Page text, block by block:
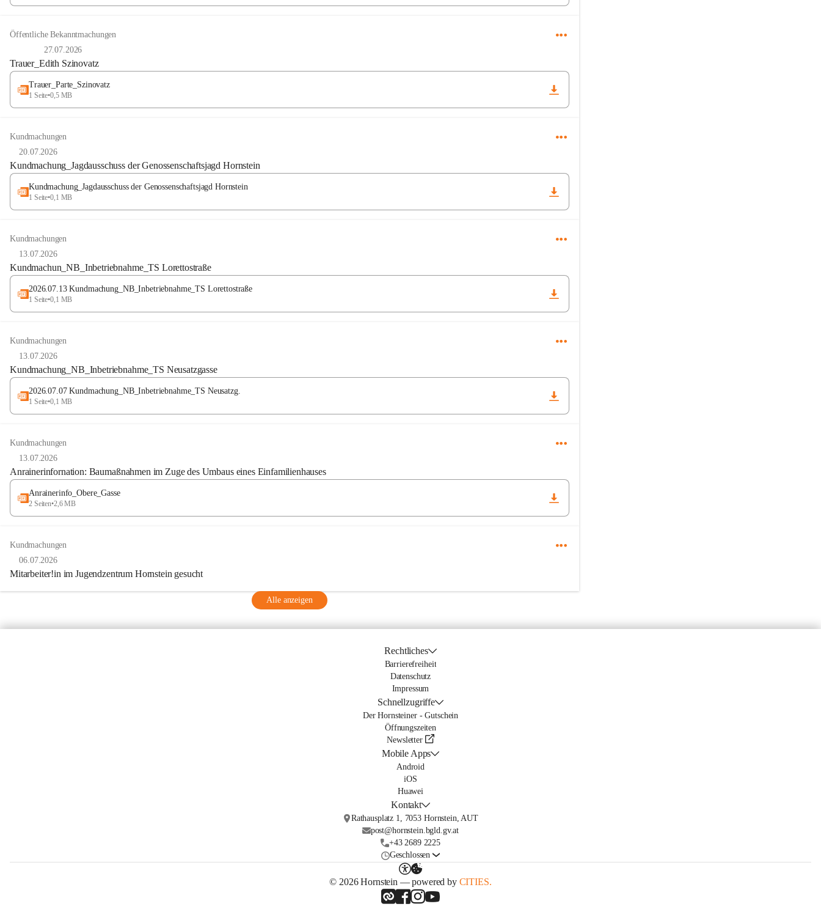
Öffentliche Bekanntmachungen
27.07.2026
Trauer_Edith Szinovatz
Trauer_Parte_Szinovatz
1 Seite•0,5 MB
Kundmachungen
20.07.2026
Kundmachung_Jagdausschuss der Genossenschaftsjagd Hornstein
Kundmachung_Jagdausschuss der Genossenschaftsjagd Hornstein
1 Seite•0,1 MB
Kundmachungen
13.07.2026
Kundmachun_NB_Inbetriebnahme_TS Lorettostraße
2026.07.13 Kundmachung_NB_Inbetriebnahme_TS Lorettostraße
1 Seite•0,1 MB
Kundmachungen
13.07.2026
Kundmachung_NB_Inbetriebnahme_TS Neusatzgasse
2026.07.07 Kundmachung_NB_Inbetriebnahme_TS Neusatzg.
1 Seite•0,1 MB
Kundmachungen
13.07.2026
Anrainerinfornation: Baumaßnahmen im Zuge des Umbaus eines Einfamilienhauses
Anrainerinfo_Obere_Gasse
2 Seiten•2,6 MB
Kundmachungen
06.07.2026
Mitarbeiter!in im Jugendzentrum Hornstein gesucht
Alle anzeigen
Rechtliches
Barrierefreiheit
Datenschutz
Impressum
Schnellzugriffe
Der Hornsteiner - Gutschein
Öffnungszeiten
Newsletter
Mobile Apps
Android
iOS
Huawei
Kontakt
Rathausplatz 1, 7053 Hornstein, AUT
post@hornstein.bgld.gv.at
+43 2689 2225
Geschlossen
© 2026 Hornstein — powered by CITIES.